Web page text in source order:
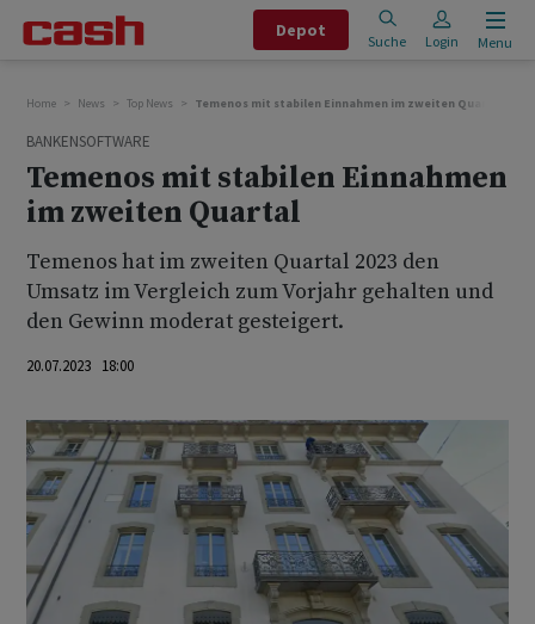
Depot
Suche Login Menu
Home News Top News Temenos mit stabilen Einnahmen im zweiten Quartal
BANKENSOFTWARE
Temenos mit stabilen Einnahmen
im zweiten Quartal
Temenos hat im zweiten Quartal 2023 den
Umsatz im Vergleich zum Vorjahr gehalten und
den Gewinn moderat gesteigert.
20.07.2023 18:00